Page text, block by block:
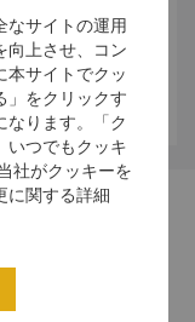
サイズや車種によ
い。
なサイトの運用
向上させ、コン
本サイトでクッ
」をクリックす
なります。「ク
いつでもクッキ
社がクッキーを
に関する詳細